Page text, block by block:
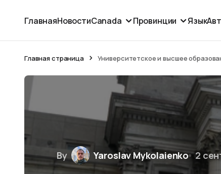
ГлавнаяНовостиCanada Провинции Язык
Главная страница Университетское и высшее
By Yaroslav Mykolaienko 2